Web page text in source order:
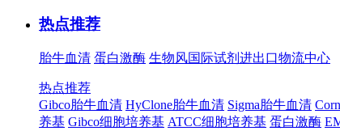
热点推荐
胎牛血清 蛋白激酶 生物风国际试剂进出口物流中心
热点推荐
Gibco胎牛血清 HyClone胎牛血清 Sigma胎牛血清
养基 Gibco细胞培养基 ATCC细胞培养基 蛋白激酶